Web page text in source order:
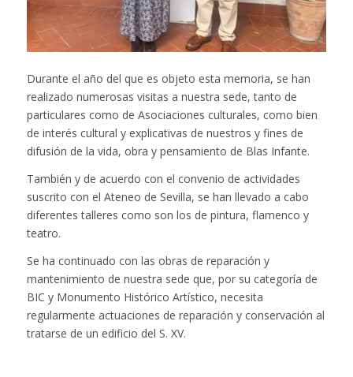
Durante el año del que es objeto esta memoria, se han
realizado numerosas visitas a nuestra sede, tanto de
particulares como de Asociaciones culturales, como bien
de interés cultural y explicativas de nuestros y fines de
difusión de la vida, obra y pensamiento de Blas Infante.
También y de acuerdo con el convenio de actividades
suscrito con el Ateneo de Sevilla, se han llevado a cabo
diferentes talleres como son los de pintura, flamenco y
teatro.
Se ha continuado con las obras de reparación y
mantenimiento de nuestra sede que, por su categoría de
BIC y Monumento Histórico Artístico, necesita
regularmente actuaciones de reparación y conservación al
tratarse de un edificio del S. XV.